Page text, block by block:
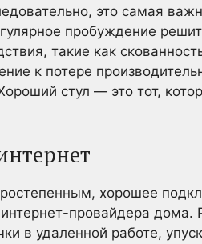
это самая
пробуждение
такие как
к потере
стул — это тот,
хорошее
провайдера дома.
в удаленной работе,